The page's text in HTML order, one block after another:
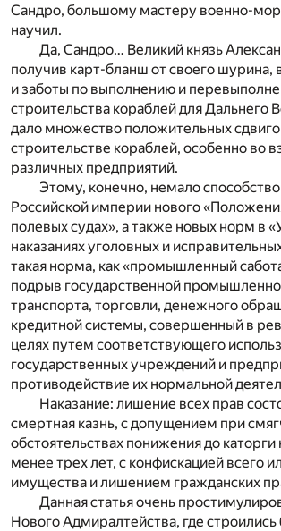
Сандро, большому мастеру военно-
научил.
Да, Сандро… Великий князь
получив карт-бланш от своего шурина,
и заботы по выполнению и
строительства кораблей для Дальнего
дало множество положительных
строительстве кораблей, особенно во
различных предприятий.
Этому, конечно, немало
Российской империи нового
полевых судах», а также новых норм в
наказаниях уголовных и
такая норма, как «промышленный
подрыв государственной
транспорта, торговли, денежного
кредитной системы, совершенный в
целях путем соответствующего
государственных учреждений и
противодействие их нормальной
Наказание: лишение всех прав
смертная казнь, с допущением при
обстоятельствах понижения до каторги
менее трех лет, с конфискацией всего
имущества и лишением гражданских
Данная статья очень
Нового Адмиралтейства, где